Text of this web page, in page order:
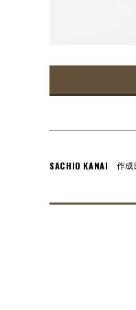
SACHIO KANAI 作成